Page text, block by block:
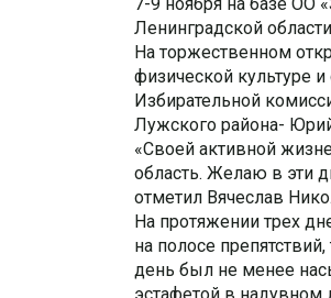
Ленинградской
На торжественном
физической культуре
Избирательной
Лужского района-
«Своей активной
область. Желаю в эти
отметил Вячеслав
На протяжении трех
на полосе
день был не менее